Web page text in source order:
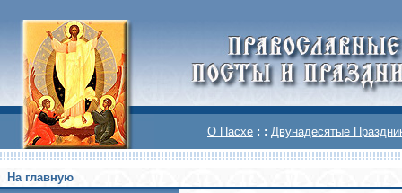
О Пасхе : : Двунадесятые
На главную